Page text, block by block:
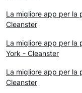
La migliore app per la
Cleanster
La migliore app per la
York - Cleanster
La migliore app per la
Cleanster